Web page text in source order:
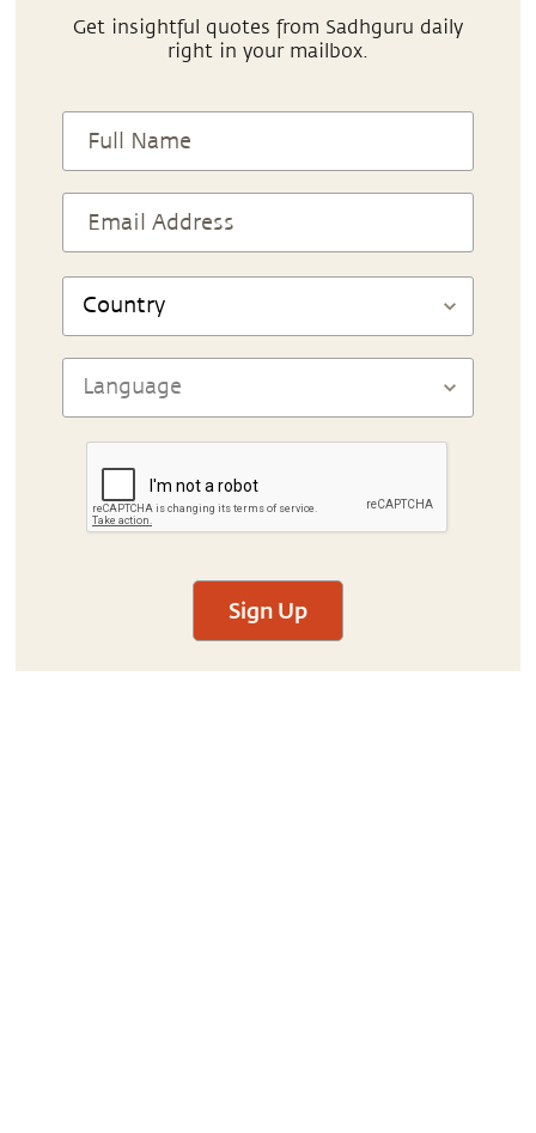
Get insightful quotes from Sadhguru daily
right in your mailbox.
Sign Up